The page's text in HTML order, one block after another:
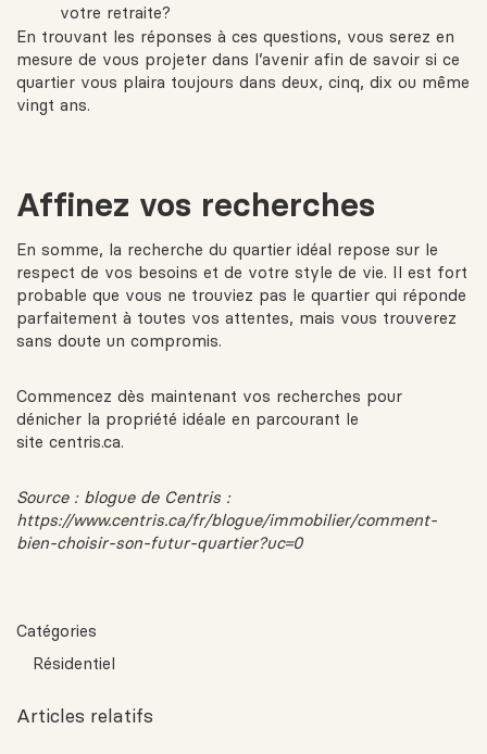
votre retraite?
En trouvant les réponses à ces questions, vous serez en
mesure de vous projeter dans l’avenir afin de savoir si ce
quartier vous plaira toujours dans deux, cinq, dix ou même
vingt ans.
Affinez vos recherches
En somme, la recherche du quartier idéal repose sur le
respect de vos besoins et de votre style de vie. Il est fort
probable que vous ne trouviez pas le quartier qui réponde
parfaitement à toutes vos attentes, mais vous trouverez
sans doute un compromis.
Commencez dès maintenant vos recherches pour
dénicher la propriété idéale en parcourant le
site centris.ca.
Source : blogue de Centris :
https://www.centris.ca/fr/blogue/immobilier/comment-
bien-choisir-son-futur-quartier?uc=0
Catégories
Résidentiel
Articles relatifs